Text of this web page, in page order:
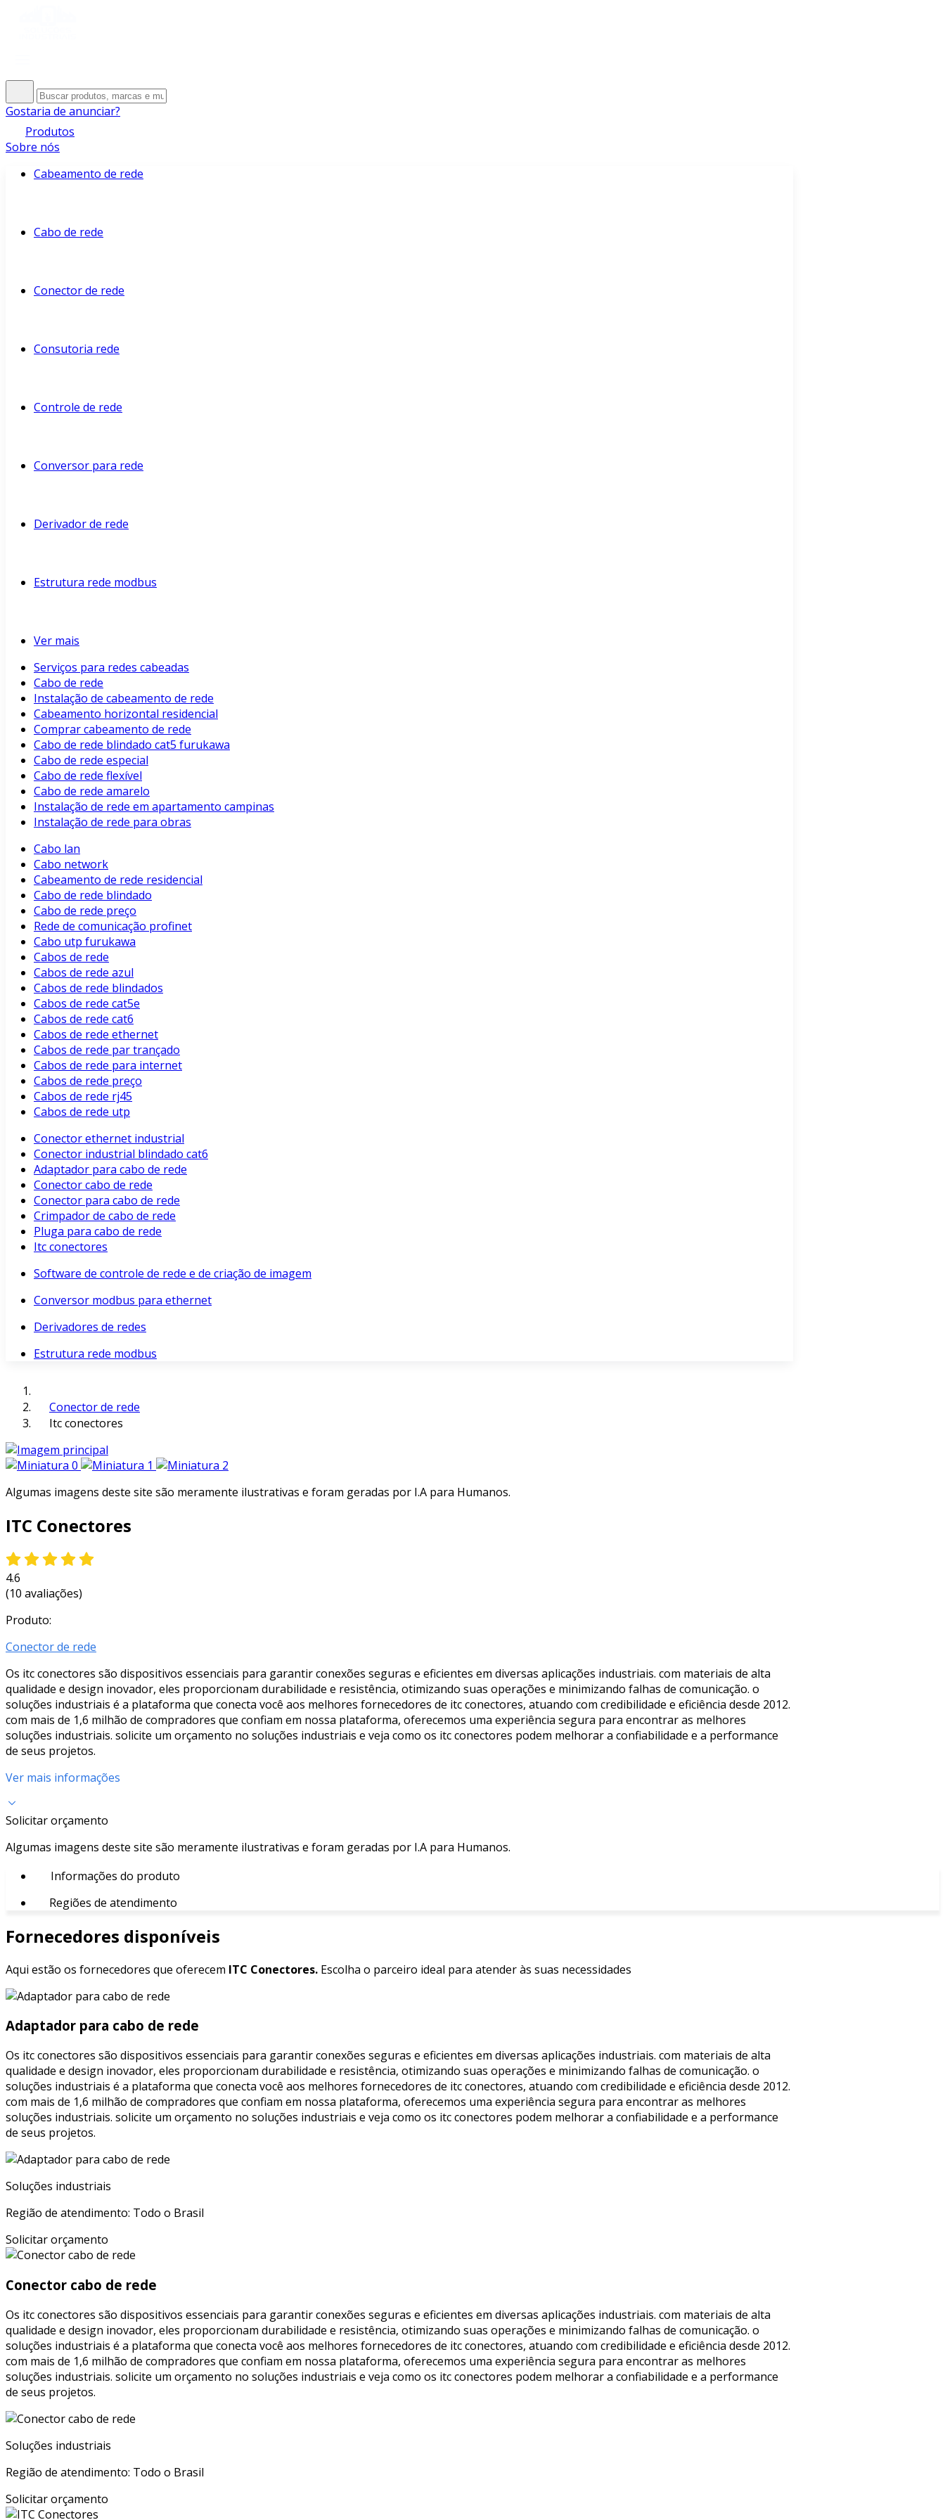
Gostaria de anunciar?
Produtos
Sobre nós
Cabeamento de rede
Cabo de rede
Conector de rede
Consutoria rede
Controle de rede
Conversor para rede
Derivador de rede
Estrutura rede modbus
Ver mais
Serviços para redes cabeadas
Cabo de rede
Instalação de cabeamento de rede
Cabeamento horizontal residencial
Comprar cabeamento de rede
Cabo de rede blindado cat5 furukawa
Cabo de rede especial
Cabo de rede flexível
Cabo de rede amarelo
Instalação de rede em apartamento campinas
Instalação de rede para obras
Cabo lan
Cabo network
Cabeamento de rede residencial
Cabo de rede blindado
Cabo de rede preço
Rede de comunicação profinet
Cabo utp furukawa
Cabos de rede
Cabos de rede azul
Cabos de rede blindados
Cabos de rede cat5e
Cabos de rede cat6
Cabos de rede ethernet
Cabos de rede par trançado
Cabos de rede para internet
Cabos de rede preço
Cabos de rede rj45
Cabos de rede utp
Conector ethernet industrial
Conector industrial blindado cat6
Adaptador para cabo de rede
Conector cabo de rede
Conector para cabo de rede
Crimpador de cabo de rede
Pluga para cabo de rede
Itc conectores
Software de controle de rede e de criação de imagem
Conversor modbus para ethernet
Derivadores de redes
Estrutura rede modbus
Conector de rede
Itc conectores
Algumas imagens deste site são meramente ilustrativas e foram geradas por I.A para Humanos.
ITC Conectores
4.6
(10 avaliações)
Produto:
Conector de rede
Os itc conectores são dispositivos essenciais para garantir conexões seguras e eficientes em diversas aplicações industriais. com materiais de alta
qualidade e design inovador, eles proporcionam durabilidade e resistência, otimizando suas operações e minimizando falhas de comunicação. o
soluções industriais é a plataforma que conecta você aos melhores fornecedores de itc conectores, atuando com credibilidade e eficiência desde 2012.
com mais de 1,6 milhão de compradores que confiam em nossa plataforma, oferecemos uma experiência segura para encontrar as melhores
soluções industriais. solicite um orçamento no soluções industriais e veja como os itc conectores podem melhorar a confiabilidade e a performance
de seus projetos.
Ver mais informações
Solicitar orçamento
Algumas imagens deste site são meramente ilustrativas e foram geradas por I.A para Humanos.
Informações do produto
Regiões de atendimento
Fornecedores disponíveis
Aqui estão os fornecedores que oferecem ITC Conectores. Escolha o parceiro ideal para atender às suas necessidades
Adaptador para cabo de rede
Os itc conectores são dispositivos essenciais para garantir conexões seguras e eficientes em diversas aplicações industriais. com materiais de alta
qualidade e design inovador, eles proporcionam durabilidade e resistência, otimizando suas operações e minimizando falhas de comunicação. o
soluções industriais é a plataforma que conecta você aos melhores fornecedores de itc conectores, atuando com credibilidade e eficiência desde 2012.
com mais de 1,6 milhão de compradores que confiam em nossa plataforma, oferecemos uma experiência segura para encontrar as melhores
soluções industriais. solicite um orçamento no soluções industriais e veja como os itc conectores podem melhorar a confiabilidade e a performance
de seus projetos.
Soluções industriais
Região de atendimento: Todo o Brasil
Solicitar orçamento
Conector cabo de rede
Os itc conectores são dispositivos essenciais para garantir conexões seguras e eficientes em diversas aplicações industriais. com materiais de alta
qualidade e design inovador, eles proporcionam durabilidade e resistência, otimizando suas operações e minimizando falhas de comunicação. o
soluções industriais é a plataforma que conecta você aos melhores fornecedores de itc conectores, atuando com credibilidade e eficiência desde 2012.
com mais de 1,6 milhão de compradores que confiam em nossa plataforma, oferecemos uma experiência segura para encontrar as melhores
soluções industriais. solicite um orçamento no soluções industriais e veja como os itc conectores podem melhorar a confiabilidade e a performance
de seus projetos.
Soluções industriais
Região de atendimento: Todo o Brasil
Solicitar orçamento